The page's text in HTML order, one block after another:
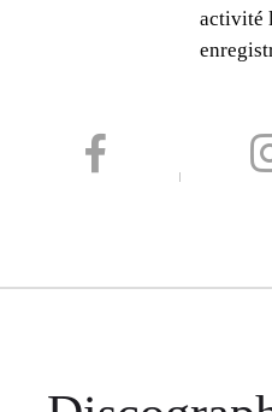
activité